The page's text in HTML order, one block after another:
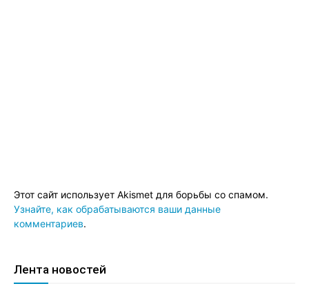
Этот сайт использует Akismet для борьбы со спамом.
Узнайте, как обрабатываются ваши данные
комментариев.
Лента новостей